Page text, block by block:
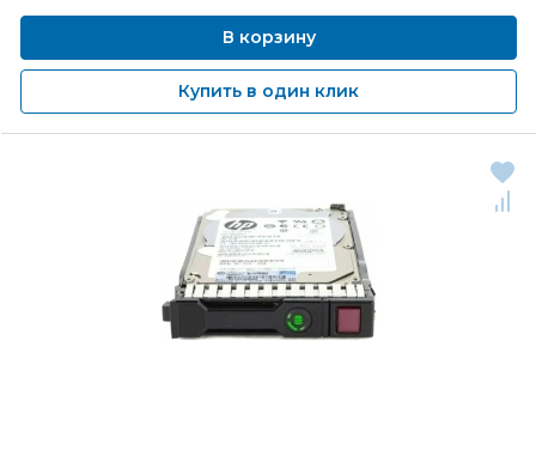
В корзину
Купить в один клик